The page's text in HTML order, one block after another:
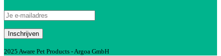
2025 Aware Pet Products - Argoa GmbH